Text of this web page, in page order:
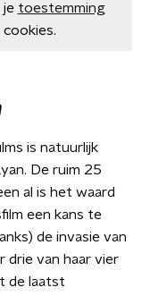
je toestemming
is natuurlijk
De ruim 25
al is het waard
een kans te
de invasie van
drie van haar vier
de laatst